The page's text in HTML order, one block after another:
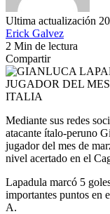
Ultima actualización
Erick Galvez
2 Min de lectura
Compartir
Mediante sus redes
atacante ítalo-peruno
jugador del mes de
nivel acertado en el
Lapadula marcó 5
importantes puntos en
A.